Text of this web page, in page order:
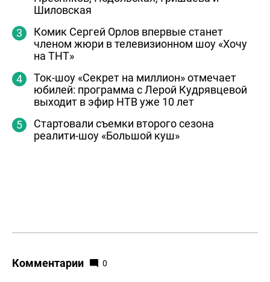
Шиловская
Комик Сергей Орлов впервые станет
членом жюри в телевизионном шоу «Хочу
на ТНТ»
Ток-шоу «Секрет на миллион» отмечает
юбилей: программа с Лерой Кудрявцевой
выходит в эфир НТВ уже 10 лет
Стартовали съемки второго сезона
реалити-шоу «Большой куш»
Комментарии 0